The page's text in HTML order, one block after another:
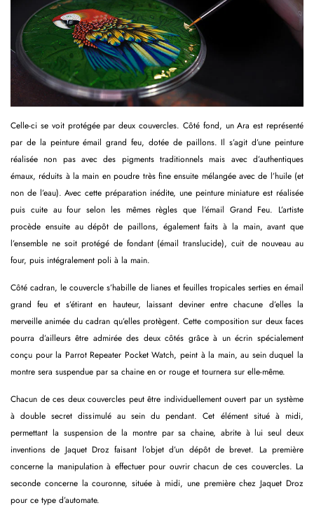
Celle-ci se voit protégée par deux couvercles. Côté fond, un Ara est représenté
par de la peinture émail grand feu, dotée de paillons. Il s’agit d’une peinture
réalisée non pas avec des pigments traditionnels mais avec d’authentiques
émaux, réduits à la main en poudre très fine ensuite mélangée avec de l’huile (et
non de l’eau). Avec cette préparation inédite, une peinture miniature est réalisée
puis cuite au four selon les mêmes règles que l’émail Grand Feu. L’artiste
procède ensuite au dépôt de paillons, également faits à la main, avant que
l’ensemble ne soit protégé de fondant (émail translucide), cuit de nouveau au
four, puis intégralement poli à la main.
Côté cadran, le couvercle s’habille de lianes et feuilles tropicales serties en émail
grand feu et s’étirant en hauteur, laissant deviner entre chacune d’elles la
merveille animée du cadran qu’elles protègent. Cette composition sur deux faces
pourra d’ailleurs être admirée des deux côtés grâce à un écrin spécialement
conçu pour la Parrot Repeater Pocket Watch, peint à la main, au sein duquel la
montre sera suspendue par sa chaine en or rouge et tournera sur elle-même.
Chacun de ces deux couvercles peut être individuellement ouvert par un système
à double secret dissimulé au sein du pendant. Cet élément situé à midi,
permettant la suspension de la montre par sa chaine, abrite à lui seul deux
inventions de Jaquet Droz faisant l’objet d’un dépôt de brevet. La première
concerne la manipulation à effectuer pour ouvrir chacun de ces couvercles. La
seconde concerne la couronne, située à midi, une première chez Jaquet Droz
pour ce type d’automate.